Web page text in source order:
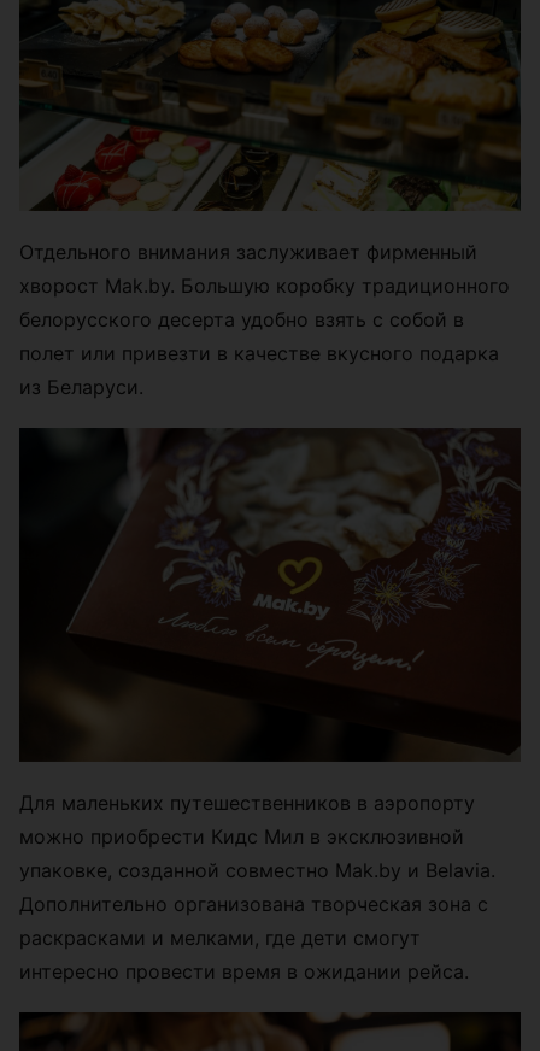
Отдельного внимания заслуживает фирменный
хворост Mak.by. Большую коробку традиционного
белорусского десерта удобно взять с собой в
полет или привезти в качестве вкусного подарка
из Беларуси.
Для маленьких путешественников в аэропорту
можно приобрести Кидс Мил в эксклюзивной
упаковке, созданной совместно Mak.by и Belavia.
Дополнительно организована творческая зона с
раскрасками и мелками, где дети смогут
интересно провести время в ожидании рейса.